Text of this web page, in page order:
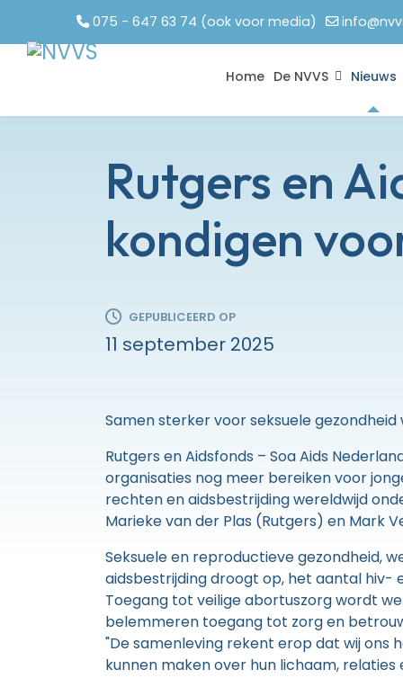
075 - 647 63 74 (ook voor media)
Home De NVVS Nieuws
Rutgers en
kondigen
GEPUBLICEERD OP
11 september 2025
Samen sterker voor seksuele gezondheid
Rutgers en Aidsfonds – Soa Aids
organisaties nog meer bereiken voor
rechten en aidsbestrijding wereldwijd
Marieke van der Plas (Rutgers) en Mark
Seksuele en reproductieve gezondheid,
aidsbestrijding droogt op, het aantal hiv-
Toegang tot veilige abortuszorg wordt
belemmeren toegang tot zorg en
"De samenleving rekent erop dat wij ons
kunnen maken over hun lichaam,